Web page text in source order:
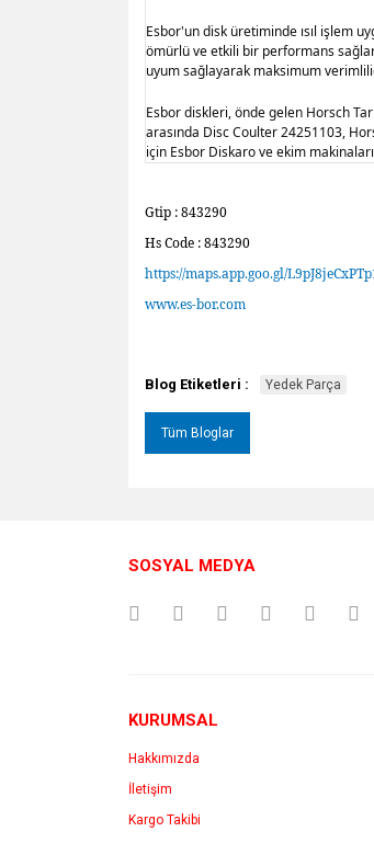
Esbor'un disk üretiminde ısıl işlem
ömürlü ve etkili bir performans
uyum sağlayarak maksimum
Esbor diskleri, önde gelen Horsch
arasında Disc Coulter 24251103,
için Esbor Diskaro ve ekim
Gtip : 843290
Hs Code : 843290
https://maps.app.goo.gl/
www.es-bor.com
Blog Etiketleri : Yedek Parça
Tüm Bloglar
SOSYAL MEDYA
KURUMSAL
Hakkımızda
İletişim
Kargo Takibi